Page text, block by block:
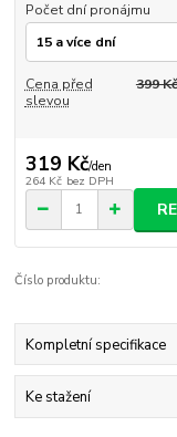
Počet dní pronájmu
Cena před
slevou
399 Kč
319 Kč/den
264 Kč bez DPH
Číslo produktu:
Kompletní specifikace
Ke stažení